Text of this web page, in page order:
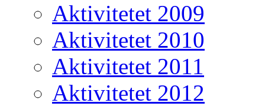
Aktivitetet 2009
Aktivitetet 2010
Aktivitetet 2011
Aktivitetet 2012